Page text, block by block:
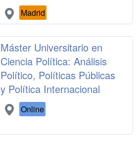
Madrid
Máster Universitario en
Ciencia Política: Análisis
Político, Políticas Públicas
y Política Internacional
Online